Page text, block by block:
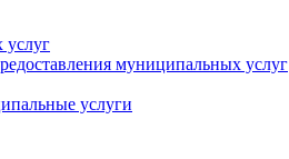
услуг
муниципальных услуг
услуги